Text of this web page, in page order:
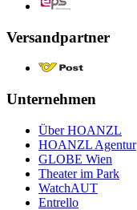
Versandpartner
Unternehmen
Über HOANZL
HOANZL Agentur
GLOBE Wien
Theater im Park
WatchAUT
Entrello